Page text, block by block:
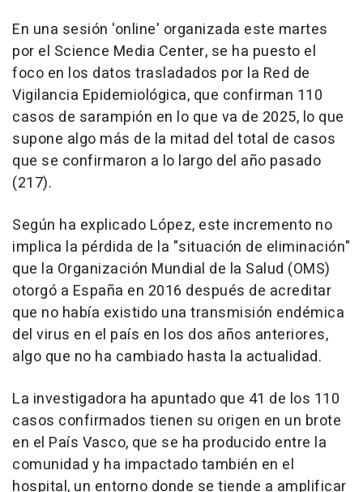
En una sesión 'online' organizada este martes
por el Science Media Center, se ha puesto el
foco en los datos trasladados por la Red de
Vigilancia Epidemiológica, que confirman 110
casos de sarampión en lo que va de 2025, lo que
supone algo más de la mitad del total de casos
que se confirmaron a lo largo del año pasado
(217).
Según ha explicado López, este incremento no
implica la pérdida de la "situación de eliminación"
que la Organización Mundial de la Salud (OMS)
otorgó a España en 2016 después de acreditar
que no había existido una transmisión endémica
del virus en el país en los dos años anteriores,
algo que no ha cambiado hasta la actualidad.
La investigadora ha apuntado que 41 de los 110
casos confirmados tienen su origen en un brote
en el País Vasco, que se ha producido entre la
comunidad y ha impactado también en el
hospital, un entorno donde se tiende a amplificar